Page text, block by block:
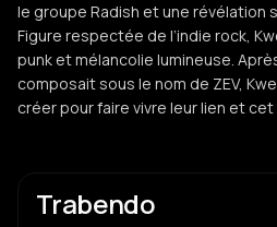
le groupe Radish et une révélation
Figure respectée de l’indie rock,
punk et mélancolie lumineuse.
composait sous le nom de ZEV,
créer pour faire vivre leur lien et
Trabendo